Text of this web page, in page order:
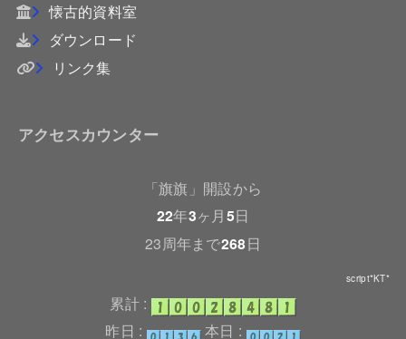
懐古的資料室
ダウンロード
リンク集
アクセスカウンター
「旗旗」開設から
22年3ヶ月5日
23周年まで268日
script*KT*
累計 :
昨日 :
本日 :